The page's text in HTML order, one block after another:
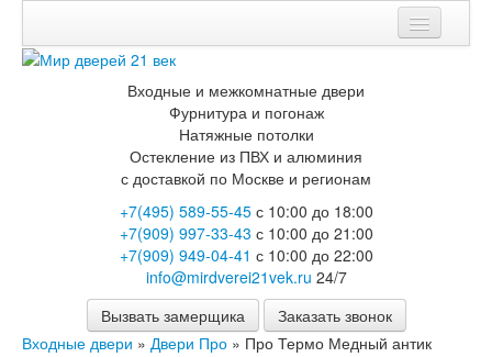
Мои заказы
Корзина
Входные двери
Двери с терморазрывом для улицы
Противопожарные двери
Двери Бункер
Двери Лекс
Двери Термодор
Арктика
Монолит
Входные и межкомнатные двери
Фурнитура и погонаж
Натяжные потолки
Остекление из ПВХ и алюминия
с доставкой по Москве и регионам
+7(495) 589-55-45с 10:00 до 18:00
+7(909) 997-33-43 с 10:00 до 21:00
+7(909) 949-04-41 с 10:00 до 22:00
info@mirdverei21vek.ru 24/7
Вызвать замерщика
Заказать звонок
Входные двери » Двери Про » Про Термо Медный антик